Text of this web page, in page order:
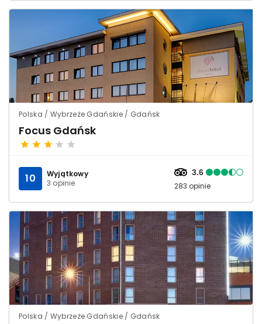
Polska / Wybrzeże Gdańskie / Gdańsk
Focus Gdańsk
Wyjątkowy
3 opinie
10 3.6
283 opinie
Polska / Wybrzeże Gdańskie / Gdańsk